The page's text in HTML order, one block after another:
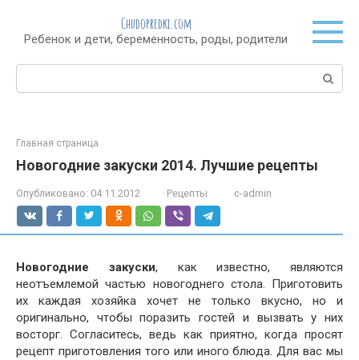
контенту
Chudopredki.com
Ребенок и дети, беременность, роды, родители
Поиск:
Главная страница
Новогодние закуски 2014. Лучшие рецепты
Опубликовано: 04.11.2012 Рецепты c-admin
Новогодние закуски, как известно, являются
неотъемлемой частью новогоднего стола. Приготовить
их каждая хозяйка хочет не только вкусно, но и
оригинально, чтобы поразить гостей и вызвать у них
восторг. Согласитесь, ведь как приятно, когда просят
рецепт приготовления того или иного блюда. Для вас мы